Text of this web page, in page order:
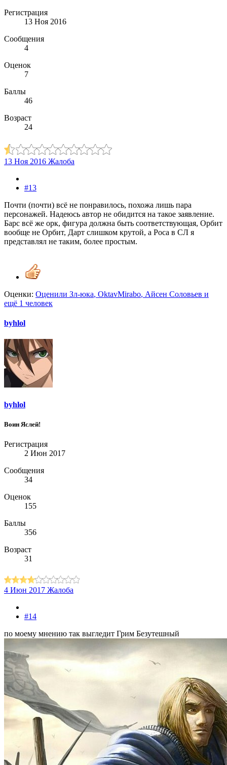
Регистрация
13 Ноя 2016
Сообщения
4
Оценок
7
Баллы
46
Возраст
24
13 Ноя 2016 Жалоба
#13
Почти (почти) всё не понравилось, похожа лишь пара
персонажей. Надеюсь автор не обидится на такое заявление.
Барс всё же орк, фигура должна быть соответствующая, Орбит
вообще не Орбит, Дарт слишком крутой, а Роса в СЛ я
представлял не таким, более простым.
Оценки: Оценили Зл-юка, OktavMirabo, Айсен Соловьев и
ещё 1 человек
byhlol
byhlol
Воин Яслей!
Регистрация
2 Июн 2017
Сообщения
34
Оценок
155
Баллы
356
Возраст
31
4 Июн 2017 Жалоба
#14
по моему мнению так выгледит Грим Безутешный